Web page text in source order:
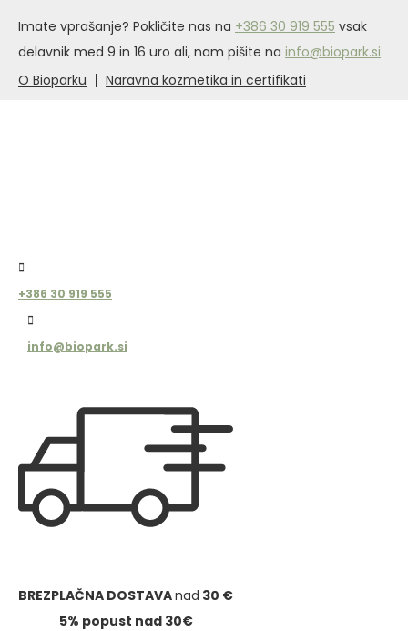
Imate vprašanje? Pokličite nas na +386 30 919 555 vsak
delavnik med 9 in 16 uro ali, nam pišite na info@biopark.si
O Bioparku
Naravna kozmetika in certifikati
+386 30 919 555
info@biopark.si
BREZPLAČNA DOSTAVAnad 30 €
5% popust nad 30€